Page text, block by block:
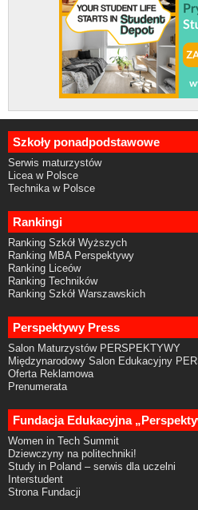
Szkoły ponadpodstawowe
Serwis maturzystów
Licea w Polsce
Technika w Polsce
Rankingi
Ranking Szkół Wyższych
Ranking MBA Perspektywy
Ranking Liceów
Ranking Techników
Ranking Szkół Warszawskich
Perspektywy Press
Salon Maturzystów PERSPEKTYWY
Międzynarodowy Salon Edukacyjny
Oferta Reklamowa
Prenumerata
Fundacja Edukacyjna
Women in Tech Summit
Dziewczyny na politechniki!
Study in Poland – serwis dla uczelni
Interstudent
Strona Fundacji